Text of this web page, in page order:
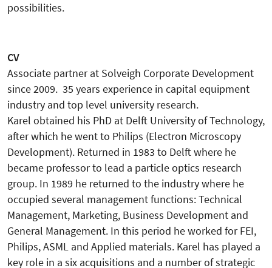
possibilities.
CV
Associate partner at Solveigh Corporate Development
since 2009. 35 years experience in capital equipment
industry and top level university research.
Karel obtained his PhD at Delft University of Technology,
after which he went to Philips (Electron Microscopy
Development). Returned in 1983 to Delft where he
became professor to lead a particle optics research
group. In 1989 he returned to the industry where he
occupied several management functions: Technical
Management, Marketing, Business Development and
General Management. In this period he worked for FEI,
Philips, ASML and Applied materials. Karel has played a
key role in a six acquisitions and a number of strategic